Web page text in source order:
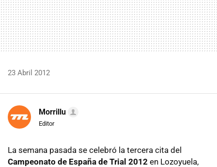
23 Abril 2012
Morrillu
Editor
La semana pasada se celebró la tercera cita del
Campeonato de España de Trial 2012 en Lozoyuela,